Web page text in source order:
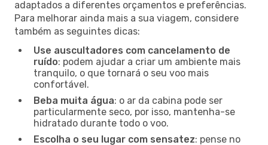
adaptados a diferentes orçamentos e preferências.
Para melhorar ainda mais a sua viagem, considere
também as seguintes dicas:
Use auscultadores com cancelamento de
ruído: podem ajudar a criar um ambiente mais
tranquilo, o que tornará o seu voo mais
confortável.
Beba muita água: o ar da cabina pode ser
particularmente seco, por isso, mantenha-se
hidratado durante todo o voo.
Escolha o seu lugar com sensatez: pense no